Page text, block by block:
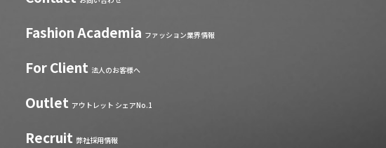
Fashion Academia ファッション業界情報
For Client 法人のお客様へ
Outlet アウトレット シェアNo.1
Recruit 弊社採用情報